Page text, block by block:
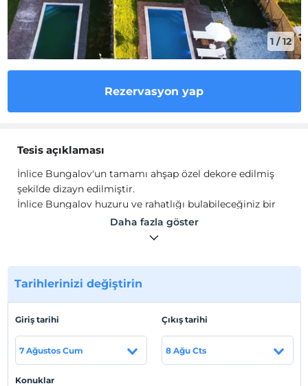
1 /12
Rezervasyon yap
Tesis açıklaması
İnlice Bungalov'un tamamı ahşap özel dekore edilmiş
şekilde dizayn edilmiştir.
İnlice Bungalov huzuru ve rahatlığı bulabileceğiniz bir
tesis olup, havuzunda keyifli anlar geçirebilirsiniz.
Tesis, Muğla Fethiye'de konumlanmaktadır.
Sahil
Plaja 3 km. uzaklıktadır.
Haritada Göster
Daha fazla göster
Tarihlerinizi değiştirin
Giriş tarihi
7 Ağustos Cum
Çıkış tarihi
8 Ağu Cts
Konuklar